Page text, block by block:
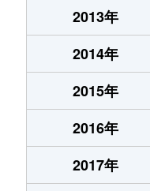
2013年
2014年
2015年
2016年
2017年